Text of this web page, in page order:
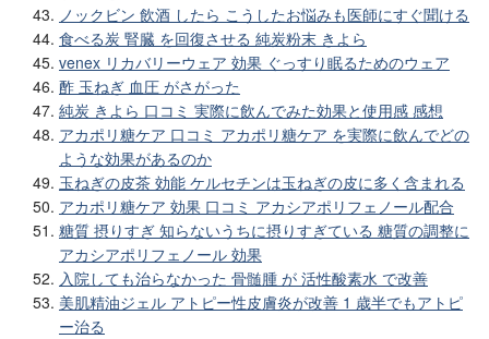
ノックビン 飲酒 したら こうしたお悩みも医師にすぐ聞ける
食べる炭 腎臓 を回復させる 純炭粉末 きよら
venex リカバリーウェア 効果 ぐっすり眠るためのウェア
酢 玉ねぎ 血圧 がさがった
純炭 きよら 口コミ 実際に飲んでみた効果と使用感 感想
アカポリ糖ケア 口コミ アカポリ糖ケア を実際に飲んでどの
ような効果があるのか
玉ねぎの皮茶 効能 ケルセチンは玉ねぎの皮に多く含まれる
アカポリ糖ケア 効果 口コミ アカシアポリフェノール配合
糖質 摂りすぎ 知らないうちに摂りすぎている 糖質の調整に
アカシアポリフェノール 効果
入院しても治らなかった 骨髄腫 が 活性酸素水 で改善
美肌精油ジェル アトピー性皮膚炎が改善 1 歳半でもアトピ
ー治る